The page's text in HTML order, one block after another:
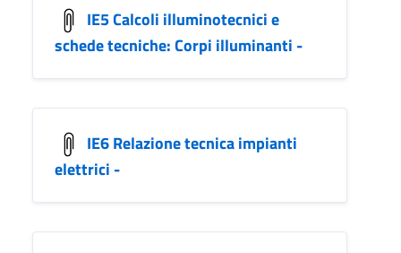
IE5 Calcoli illuminotecnici e
schede tecniche: Corpi illuminanti -
IE6 Relazione tecnica impianti
elettrici -